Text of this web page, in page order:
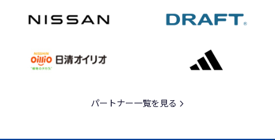
パートナー一覧を見る